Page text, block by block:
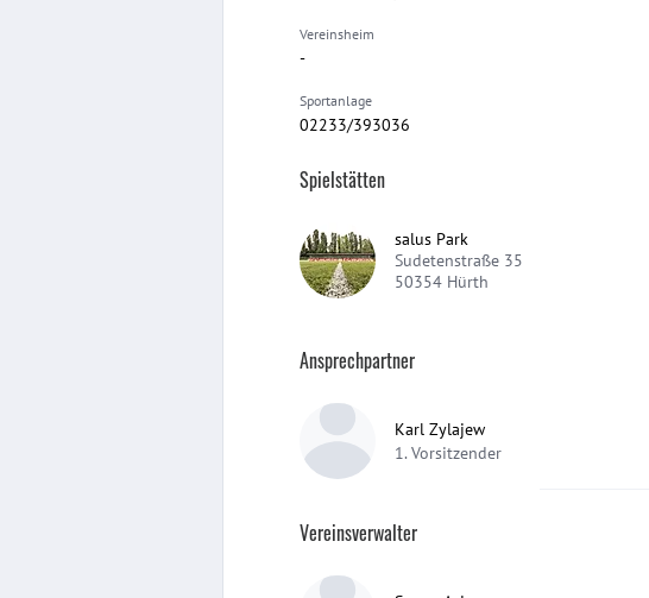
Vereinsheim
-
Sportanlage
02233/393036
Spielstätten
salus Park
Sudetenstraße 35
50354 Hürth
Ansprechpartner
Karl Zylajew
1. Vorsitzender
Vereinsverwalter